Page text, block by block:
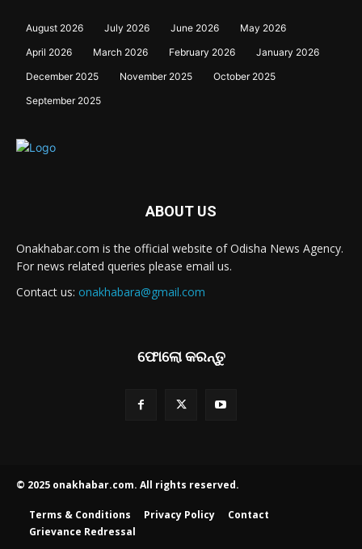
August 2026 July 2026 June 2026
May 2026
April 2026
March 2026 February 2026
January 2026
December 2025
November 2025
October 2025
September 2025
ABOUT US
Onakhabar.com is the official website of Odisha News Agency.
For news related queries please email us.
Contact us: onakhabara@gmail.com
ଫୋଲୋ କରନ୍ତୁ
© 2025 onakhabar.com. All rights reserved.
Terms & Conditions Privacy Policy
Contact
Grievance Redressal